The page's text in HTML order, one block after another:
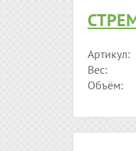
Артикул:
Вес:
Объём: